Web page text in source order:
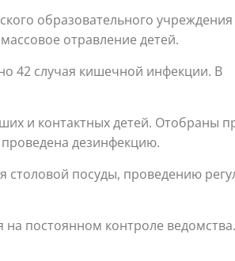
образовательного учреждения
отравление детей.
42 случая кишечной инфекции. В
и контактных детей. Отобраны
дезинфекцию.
посуды, проведению
постоянном контроле ведомства.